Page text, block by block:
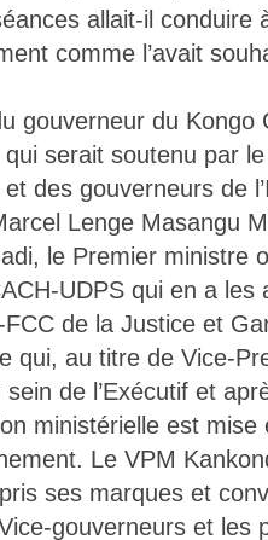
allait-il conduire
comme l’avait
gouverneur du Kongo
serait soutenu par
des gouverneurs de
Lenge Masangu
le Premier ministre
UDPS qui en a les
de la Justice et
qui, au titre de Vice-
de l’Exécutif et
ministérielle est
Le VPM
ses marques et
gouverneurs et les